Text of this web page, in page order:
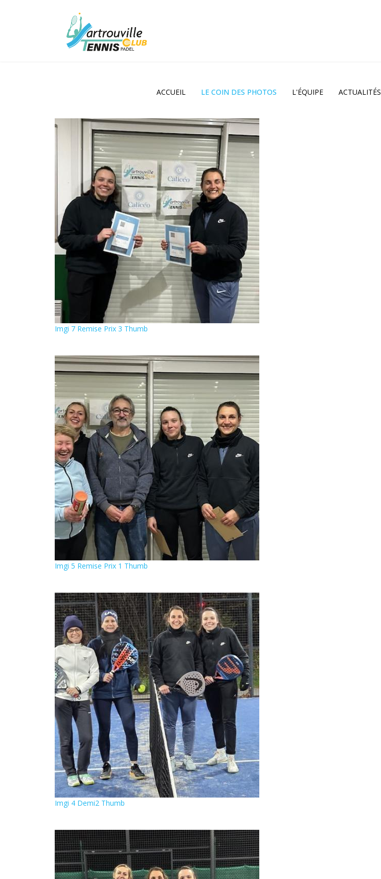
ACCUEIL LE COIN DES PHOTOS L'ÉQUIPE ACTUALITÉS
Imgi 7 Remise Prix 3 Thumb
Imgi 5 Remise Prix 1 Thumb
Imgi 4 Demi2 Thumb